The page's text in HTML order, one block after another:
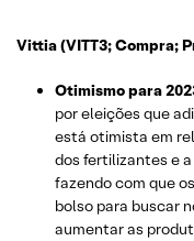
Vittia (VITT3; Compra;
Otimismo para
por eleições que
está otimista em
dos fertilizantes e
fazendo com que
bolso para buscar
aumentar as